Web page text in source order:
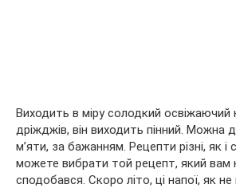
Виходить в міру солодкий освіжаючий
дріжджів, він виходить пінний. Можна
м’яти, за бажанням. Рецепти різні, як
можете вибрати той рецепт, який вам
сподобався. Скоро літо, ці напої, як